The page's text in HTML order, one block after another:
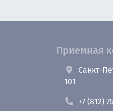
Приемная
Санкт-
101
+7 (812)